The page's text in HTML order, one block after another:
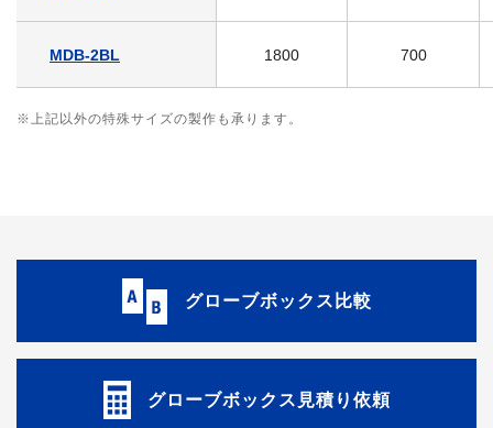
MDB-2BL 1800 700
※上記以外の特殊サイズの製作も承ります。
グローブボックス比較
グローブボックス見積り依頼